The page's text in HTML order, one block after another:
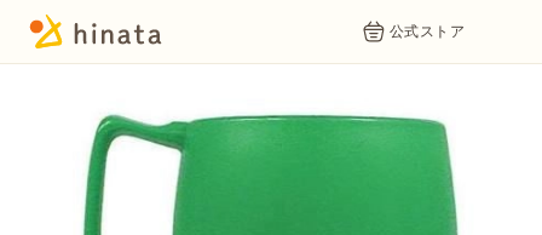
公式ストア